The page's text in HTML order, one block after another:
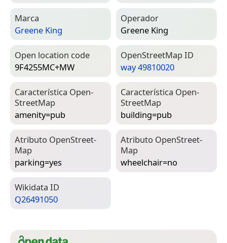
Marca
Greene King
Operador
Greene King
Open location code
9F4255MC+MW
Open­Street­Map ID
way 49810020
Característica Open­
Street­Map
amenity=­pub
Característica Open­
Street­Map
building=­pub
Atributo Open­Street­
Map
parking=­yes
Atributo Open­Street­
Map
wheelchair=­no
Wiki­data ID
Q26491050